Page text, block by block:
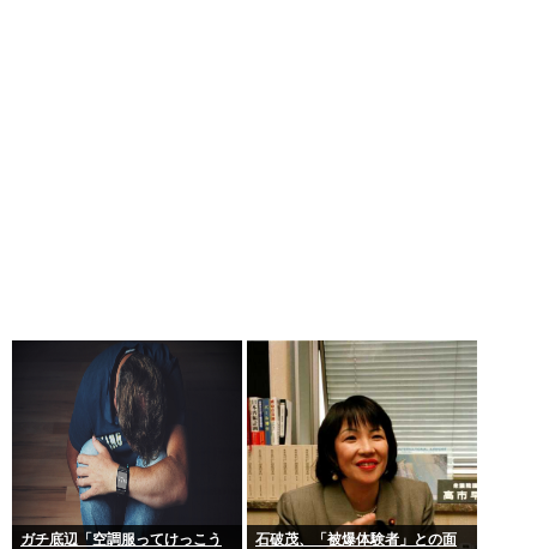
ガチ底辺「空調服ってけっこう
石破茂、「被爆体験者」との面